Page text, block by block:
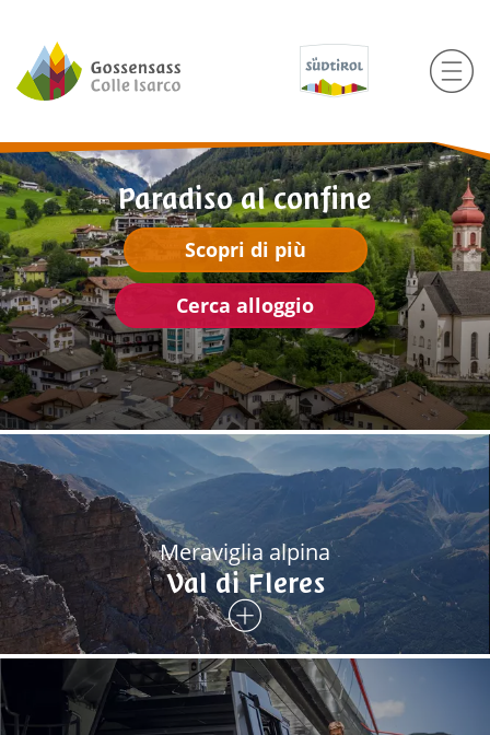
Paradiso al confine
Scopri di più
Cerca alloggio
Meraviglia alpina
Val di Fleres